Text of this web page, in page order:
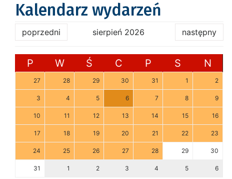
Kalendarz wydarzeń
poprzedni sierpień 2026 następny
P W Ś C P S N
27 28 29 30 31 1 2
3 4 5 6 7 8 9
10 11 12 13 14 15 16
17 18 19 20 21 22 23
24 25 26 27 28 29 30
31 1 2 3 4 5 6